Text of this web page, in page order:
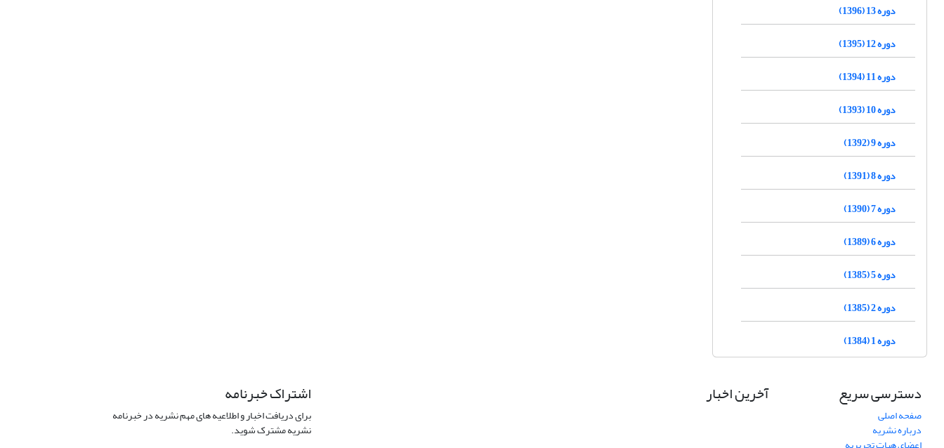
دوره 13 (1396)
دوره 12 (1395)
دوره 11 (1394)
دوره 10 (1393)
دوره 9 (1392)
دوره 8 (1391)
دوره 7 (1390)
دوره 6 (1389)
دوره 5 (1385)
دوره 2 (1385)
دوره 1 (1384)
دسترسی سریع
صفحه اصلی
درباره نشریه
آخرین اخبار اشتراک خبرنامه
برای دریافت اخبار و اطلاعیه های مهم نشریه در خبرنامه
نشریه مشترک شوید.